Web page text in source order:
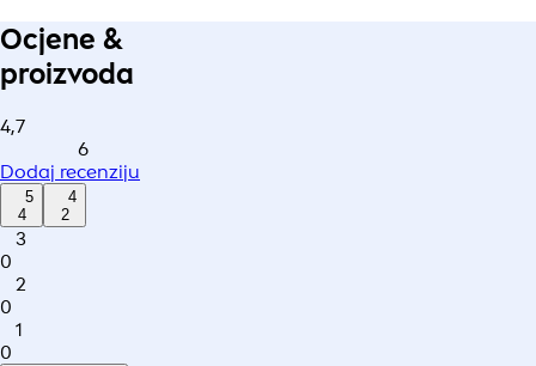
Ocjene &
proizvoda
4,7
6
Dodaj recenziju
5
4
4
2
3
0
2
0
1
0